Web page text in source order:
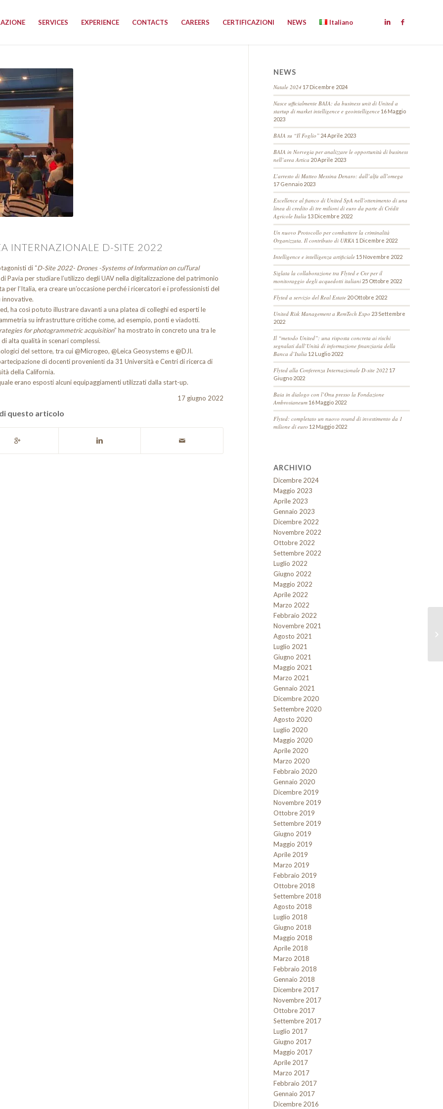
SERVICES EXPERIENCE CONTACTS CAREERS CERTIFICAZIONI NEWS Italiano
INTERNAZIONALE D-SITE 2022
di “D-Site 2022- Drones -Systems of Information on culTural
Pavia per studiare l’utilizzo degli UAV nella digitalizzazione del patrimonio
l’Italia, era creare un’occasione perché i ricercatori e i professionisti del
ha così potuto illustrare davanti a una platea di colleghi ed esperti le
su infrastrutture critiche come, ad esempio, ponti e viadotti.
for photogrammetric acquisition” ha mostrato in concreto una tra le
alta qualità in scenari complessi.
del settore, tra cui @Microgeo, @Leica Geosystems e @DJI.
di docenti provenienti da 31 Università e Centri di ricerca di
della California.
erano esposti alcuni equipaggiamenti utilizzati dalla start-up.
17 giugno 2022
questo articolo
NEWS
Natale 2024 17 Dicembre 2024
Nasce ufficialmente BAIA: da business unit di United a
startup di market intelligence e geointelligence 16 Maggio
2023
BAIA su “Il Foglio” 24 Aprile 2023
BAIA in Norvegia per analizzare le opportunità di business
nell’area Artica 20 Aprile 2023
L’arresto di Matteo Messina Denaro: dall’alfa all’omega
17 Gennaio 2023
Excellence al fianco di United SpA nell’ottenimento di una
linea di credito di tre milioni di euro da parte di Crédit
Agricole Italia 13 Dicembre 2022
Un nuovo Protocollo per combattere la criminalità
Organizzata. Il contributo di URKA 1 Dicembre 2022
Intelligence e intelligenza artificiale 15 Novembre 2022
Siglata la collaborazione tra Flyted e Cnr per il
monitoraggio degli acquedotti italiani 25 Ottobre 2022
Flyted a servizio del Real Estate 20 Ottobre 2022
United Risk Management a RemTech Expo 23 Settembre
2022
Il “metodo United”: una risposta concreta ai rischi
segnalati dall’Unità di informazione finanziaria della
Banca d’Italia 12 Luglio 2022
Flyted alla Conferenza Internazionale D-site 2022 17
Giugno 2022
Baia in dialogo con l’Onu presso la Fondazione
Ambrosianeum 16 Maggio 2022
Flyted: completato un nuovo round di investimento da 1
milione di euro 12 Maggio 2022
ARCHIVIO
Dicembre 2024
Maggio 2023
Aprile 2023
Gennaio 2023
Dicembre 2022
Novembre 2022
Ottobre 2022
Settembre 2022
Luglio 2022
Giugno 2022
Maggio 2022
Aprile 2022
Marzo 2022
Febbraio 2022
Novembre 2021
Agosto 2021
Luglio 2021
Giugno 2021
Maggio 2021
Marzo 2021
Gennaio 2021
Dicembre 2020
Settembre 2020
Agosto 2020
Luglio 2020
Maggio 2020
Aprile 2020
Marzo 2020
Febbraio 2020
Gennaio 2020
Dicembre 2019
Novembre 2019
Ottobre 2019
Settembre 2019
Giugno 2019
Maggio 2019
Aprile 2019
Marzo 2019
Febbraio 2019
Ottobre 2018
Settembre 2018
Agosto 2018
Luglio 2018
Giugno 2018
Maggio 2018
Aprile 2018
Marzo 2018
Febbraio 2018
Gennaio 2018
Dicembre 2017
Novembre 2017
Ottobre 2017
Settembre 2017
Luglio 2017
Giugno 2017
Maggio 2017
Aprile 2017
Marzo 2017
Febbraio 2017
Gennaio 2017
Dicembre 2016